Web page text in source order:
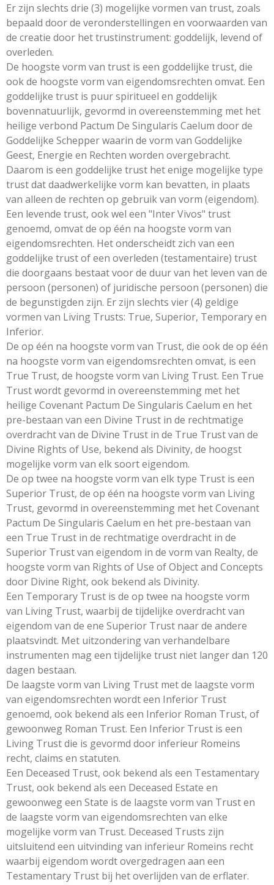
Er zijn slechts drie (3) mogelijke vormen van trust, zoals
bepaald door de veronderstellingen en voorwaarden van
de creatie door het trustinstrument: goddelijk, levend of
overleden.
De hoogste vorm van trust is een goddelijke trust, die
ook de hoogste vorm van eigendomsrechten omvat. Een
goddelijke trust is puur spiritueel en goddelijk
bovennatuurlijk, gevormd in overeenstemming met het
heilige verbond Pactum De Singularis Caelum door de
Goddelijke Schepper waarin de vorm van Goddelijke
Geest, Energie en Rechten worden overgebracht.
Daarom is een goddelijke trust het enige mogelijke type
trust dat daadwerkelijke vorm kan bevatten, in plaats
van alleen de rechten op gebruik van vorm (eigendom).
Een levende trust, ook wel een "Inter Vivos" trust
genoemd, omvat de op één na hoogste vorm van
eigendomsrechten. Het onderscheidt zich van een
goddelijke trust of een overleden (testamentaire) trust
die doorgaans bestaat voor de duur van het leven van de
persoon (personen) of juridische persoon (personen) die
de begunstigden zijn. Er zijn slechts vier (4) geldige
vormen van Living Trusts: True, Superior, Temporary en
Inferior.
De op één na hoogste vorm van Trust, die ook de op één
na hoogste vorm van eigendomsrechten omvat, is een
True Trust, de hoogste vorm van Living Trust. Een True
Trust wordt gevormd in overeenstemming met het
heilige Covenant Pactum De Singularis Caelum en het
pre-bestaan ​​van een Divine Trust in de rechtmatige
overdracht van de Divine Trust in de True Trust van de
Divine Rights of Use, bekend als Divinity, de hoogst
mogelijke vorm van elk soort eigendom.
De op twee na hoogste vorm van elk type Trust is een
Superior Trust, de op één na hoogste vorm van Living
Trust, gevormd in overeenstemming met het Covenant
Pactum De Singularis Caelum en het pre-bestaan ​​van
een True Trust in de rechtmatige overdracht in de
Superior Trust van eigendom in de vorm van Realty, de
hoogste vorm van Rights of Use of Object and Concepts
door Divine Right, ook bekend als Divinity.
Een Temporary Trust is de op twee na hoogste vorm
van Living Trust, waarbij de tijdelijke overdracht van
eigendom van de ene Superior Trust naar de andere
plaatsvindt. Met uitzondering van verhandelbare
instrumenten mag een tijdelijke trust niet langer dan 120
dagen bestaan.
De laagste vorm van Living Trust met de laagste vorm
van eigendomsrechten wordt een Inferior Trust
genoemd, ook bekend als een Inferior Roman Trust, of
gewoonweg Roman Trust. Een Inferior Trust is een
Living Trust die is gevormd door inferieur Romeins
recht, claims en statuten.
Een Deceased Trust, ook bekend als een Testamentary
Trust, ook bekend als een Deceased Estate en
gewoonweg een State is de laagste vorm van Trust en
de laagste vorm van eigendomsrechten van elke
mogelijke vorm van Trust. Deceased Trusts zijn
uitsluitend een uitvinding van inferieur Romeins recht
waarbij eigendom wordt overgedragen aan een
Testamentary Trust bij het overlijden van de erflater.